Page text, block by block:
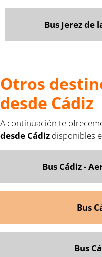
Bus Jerez de
Otros
desde Cádiz
A continuación te
desde Cádiz disponibles
Bus Cádiz -
Bus
Bus